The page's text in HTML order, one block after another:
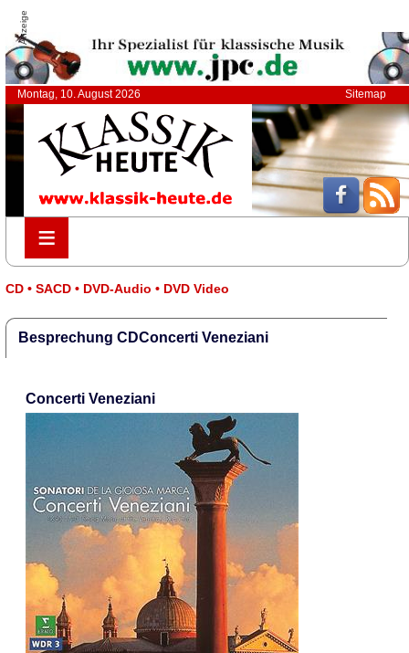
Anzeige
Montag, 10. August 2026 Sitemap
≡
≡
CD • SACD • DVD-Audio • DVD Video
Besprechung CDConcerti Veneziani
Concerti Veneziani